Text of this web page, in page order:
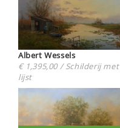
Albert Wessels
€ 1,395,00 / Schilderij met
lijst